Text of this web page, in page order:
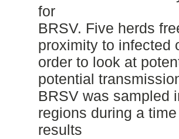
for
BRSV. Five herds
proximity to infected
order to look at
potential
BRSV was sampled
regions during a
results